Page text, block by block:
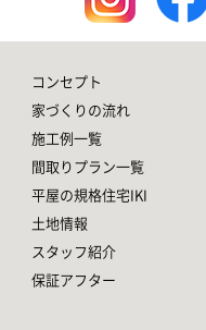
コンセプト
家づくりの流れ
施工例一覧
間取りプラン一覧
平屋の規格住宅IKI
土地情報
スタッフ紹介
保証アフター